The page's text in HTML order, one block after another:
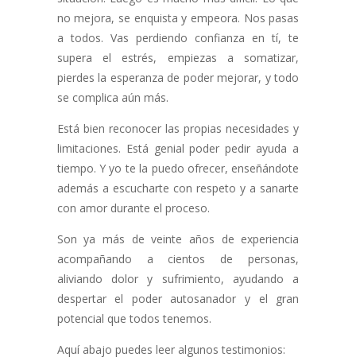
no mejora, se enquista y empeora. Nos pasas
a todos. Vas perdiendo confianza en tí, te
supera el estrés, empiezas a somatizar,
pierdes la esperanza de poder mejorar, y todo
se complica aún más.
Está bien reconocer las propias necesidades y
limitaciones. Está genial poder pedir ayuda a
tiempo. Y yo te la puedo ofrecer, enseñándote
además a escucharte con respeto y a sanarte
con amor durante el proceso.
Son ya más de veinte años de experiencia
acompañando a cientos de personas,
aliviando dolor y sufrimiento, ayudando a
despertar el poder autosanador y el gran
potencial que todos tenemos.
Aquí abajo puedes leer algunos testimonios: